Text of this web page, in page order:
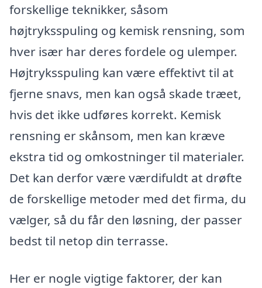
forskellige teknikker, såsom
højtryksspuling og kemisk rensning, som
hver især har deres fordele og ulemper.
Højtryksspuling kan være effektivt til at
fjerne snavs, men kan også skade træet,
hvis det ikke udføres korrekt. Kemisk
rensning er skånsom, men kan kræve
ekstra tid og omkostninger til materialer.
Det kan derfor være værdifuldt at drøfte
de forskellige metoder med det firma, du
vælger, så du får den løsning, der passer
bedst til netop din terrasse.
Her er nogle vigtige faktorer, der kan